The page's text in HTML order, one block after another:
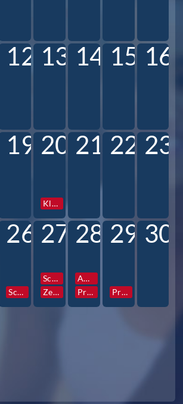
12 13 14 15 16
19 20
Klassen und Profilstunden
21 22 23
26
Schulfotograf
27
Schulfotograf
Zentrale Info- und Elternabende 6
28
AG Vorstellung
Prefects Reise
29
Prefects Reise
30